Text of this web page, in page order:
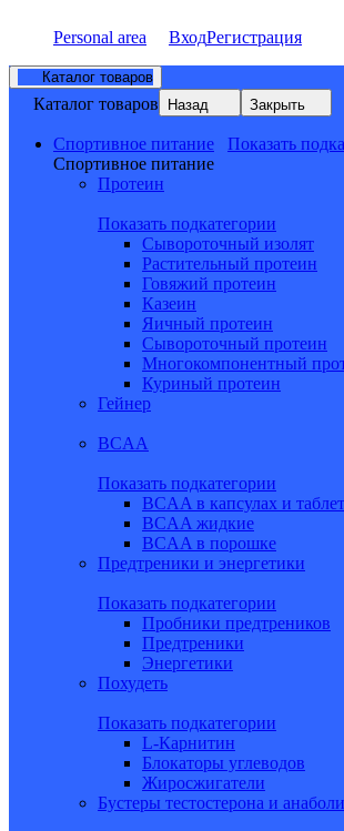
Personal area ВходРегистрация
Каталог товаров
Каталог товаров Назад Закрыть
Спортивное питание
Показать
Спортивное питание
Протеин
Показать подкатегории
Сывороточный изолят
Растительный протеин
Говяжий протеин
Казеин
Яичный протеин
Сывороточный протеин
Многокомпонентный
Куриный протеин
Гейнер
BCAA
Показать подкатегории
BCAA в капсулах и
BCAA жидкие
BCAA в порошке
Предтреники и энергетики
Показать подкатегории
Пробники предтреников
Предтреники
Энергетики
Похудеть
Показать подкатегории
L-Карнитин
Блокаторы углеводов
Жиросжигатели
Бустеры тестостерона и